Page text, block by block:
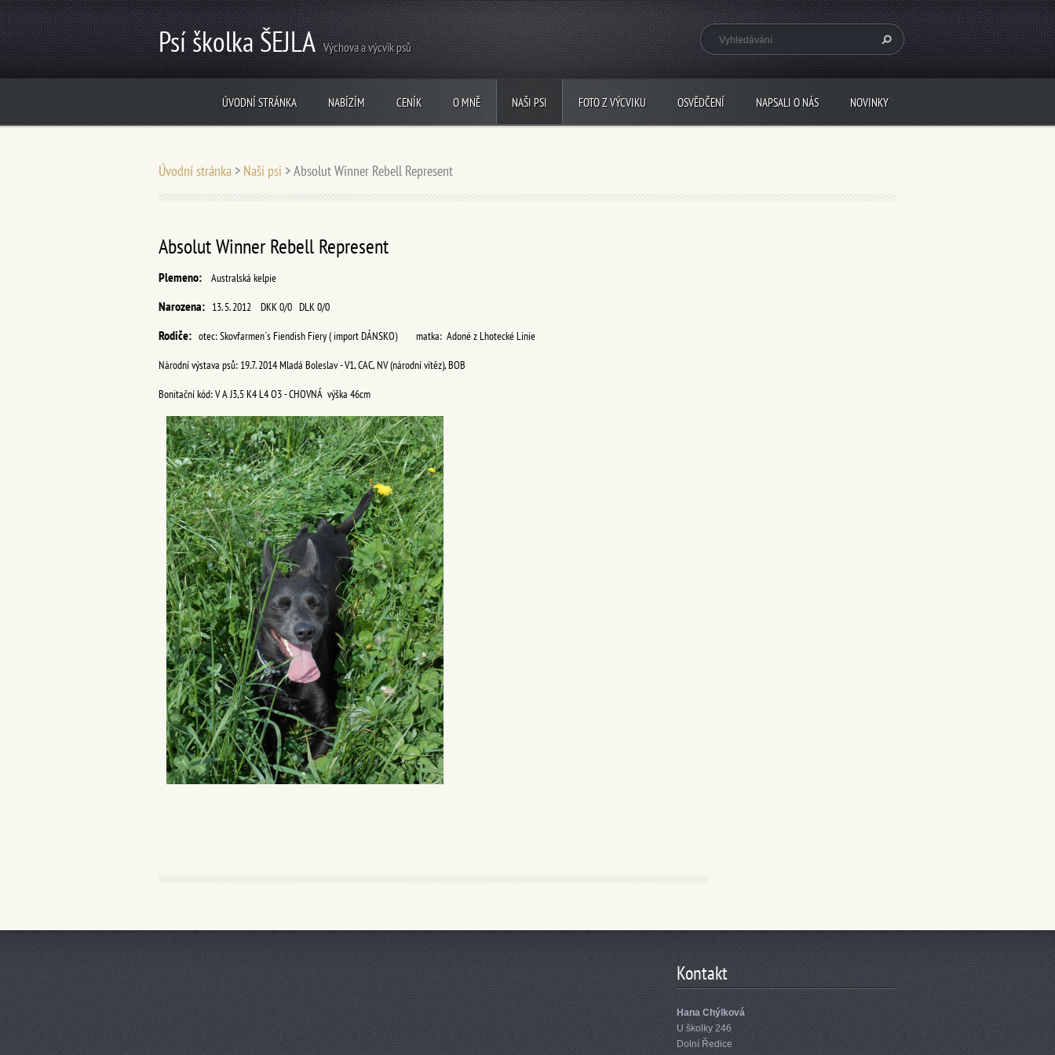
Psí školka ŠEJLA Výchova a výcvik psů
ÚVODNÍ STRÁNKA NABÍZÍM CENÍK O MNĚ NAŠI PSI FOTO Z VÝCVIKU OSVĚDČENÍ NAPSALI O NÁS NOVINKY
Úvodní stránka > Naši psi >Absolut Winner Rebell Represent
Absolut Winner Rebell Represent
Plemeno: Australská kelpie
Narozena: 13. 5. 2012 DKK 0/0 DLK 0/0
Rodiče: otec: Skovfarmen´s Fiendish Fiery ( import DÁNSKO) matka: Adoné z Lhotecké Linie
Národní výstava psů: 19.7. 2014 Mladá Boleslav - V1, CAC, NV (národní vítěz), BOB
Bonitační kód: V A J3,5 K4 L4 O3 - CHOVNÁ výška 46cm
Kontakt
Hana Chýlková
U školky 246
Dolní Ředice